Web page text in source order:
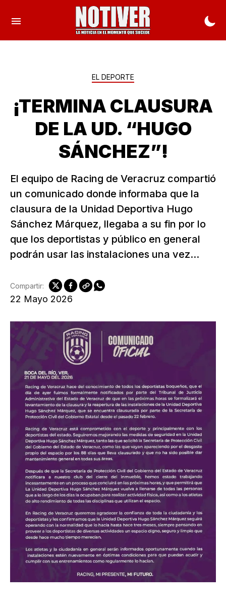
EL DEPORTE
¡TERMINA CLAUSURA
DE LA UD. “HUGO
SÁNCHEZ”!
El equipo de Racing de Veracruz compartió
un comunicado donde informaba que la
clausura de la Unidad Deportiva Hugo
Sánchez Márquez, llegaba a su fin por lo
que los deportistas y público en general
podrán usar las instalaciones una vez...
22 Mayo 2026
Compartir: